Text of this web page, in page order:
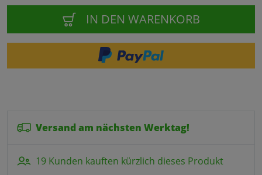
IN DEN WARENKORB
Versand am nächsten Werktag!
19 Kunden kauften kürzlich dieses Produkt